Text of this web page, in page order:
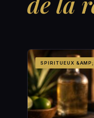
SPIRITUEUX